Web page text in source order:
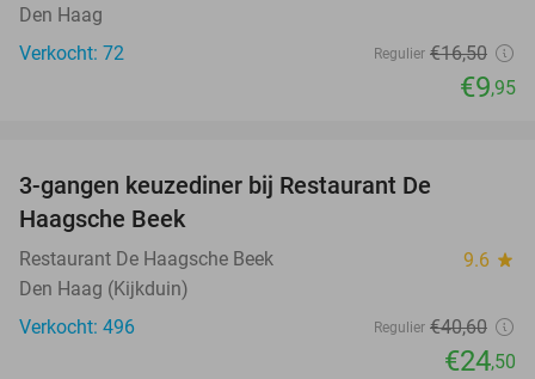
Den Haag
Verkocht: 72
Regulier €16,50
€9,95
3-gangen keuzediner bij Restaurant De
Haagsche Beek
Restaurant De Haagsche Beek 9.6 star
Den Haag (Kijkduin)
Verkocht: 496
Regulier €40,60
€24,50